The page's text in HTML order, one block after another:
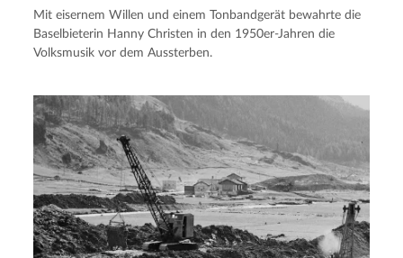
Mit eisernem Willen und einem Tonbandgerät bewahrte die
Baselbieterin Hanny Christen in den 1950er-Jahren die
Volksmusik vor dem Aussterben.